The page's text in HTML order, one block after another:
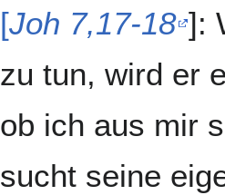
[Joh 7,17-18 ]:
zu tun, wird er
ob ich aus mir
sucht seine